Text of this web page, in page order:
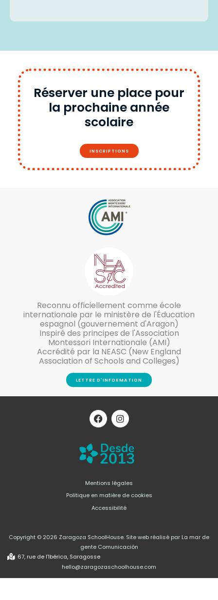
Réserver une place pour
la prochaine année
scolaire
INSCRIPTIONS
Reconnu officiellement comme école
internationale par le ministère de l'Éducation
espagnol (gouvernement d'Aragon)
Inspiré des principes de l'Association
Montessori Internationale (AMI)
Accrédité par la NEASC (New England
Association of Schools and Colleges)
LETTRE D'INFORMATION
Mentions légales
Politique en matière de cookies
Accessibilité
F
a
c
b
o
o
I
n
s
a
g
r
m
Copyright © 2026 Zaragoza SchoolHouse. Site web réalisé par La mar de
gente Comunicación
67, rue de l'Ibérica, Saragosse
hello@zaragozaschoolhouse.com